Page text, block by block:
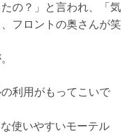
の？」と言われ、「気
フロントの奥さんが笑
利用がもってこいで
使いやすいモーテル